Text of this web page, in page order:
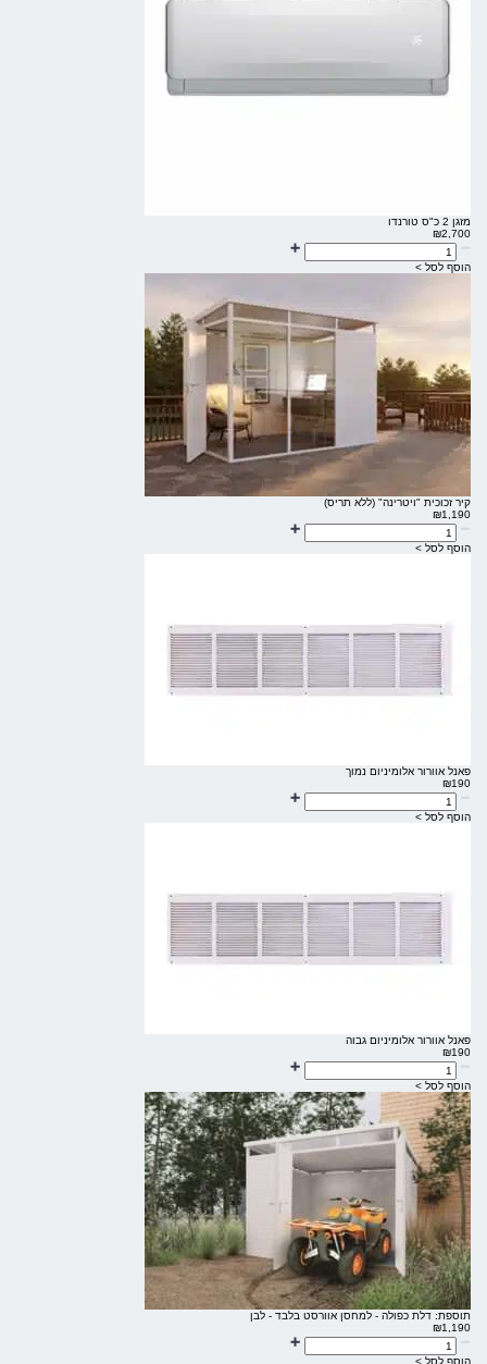
מזגן 2 כ"ס טורנדו
₪2,700
הוסף לסל >
קיר זכוכית "ויטרינה" (ללא תריס)
₪1,190
הוסף לסל >
פאנל אוורור אלומיניום נמוך
₪190
הוסף לסל >
פאנל אוורור אלומיניום גבוה
₪190
הוסף לסל >
תוספת: דלת כפולה - למחסן אוורסט בלבד - לבן
₪1,190
הוסף לסל >